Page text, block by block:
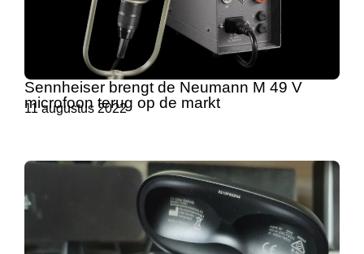
Sennheiser brengt de Neumann M 49 V
microfoon terug op de markt
11 augustus 2022